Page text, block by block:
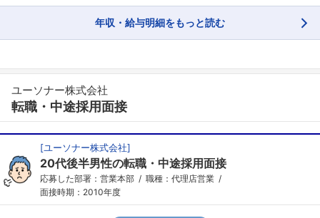
年収・給与明細をもっと読む
ユーソナー株式会社
転職・中途採用面接
[ユーソナー株式会社]
20代後半男性の転職・中途採用面接
応募した部署：営業本部
職種：代理店営業
面接時期：2010年度